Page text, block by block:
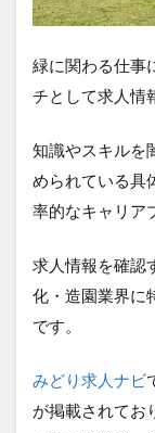
緑に関わる仕事
チとして求人情
知識やスキルを
められている具
率的なキャリア
求人情報を確認
化・造園業界に
です。
みどり求人ナビ
が掲載されてお